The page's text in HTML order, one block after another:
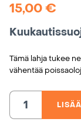
15,00€
Tämä lahja tukee
vähentää
Kuukautissuojia